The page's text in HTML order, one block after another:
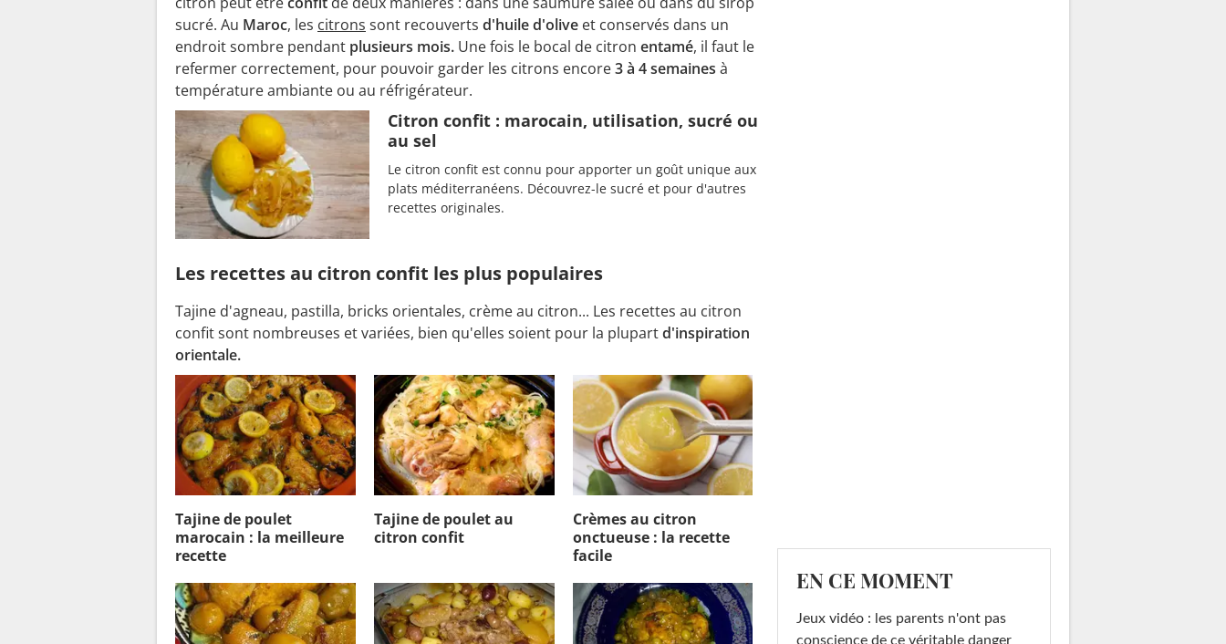
sucré. Au Maroc, les citrons sont recouverts d'huile d'olive et conservés dans un
endroit sombre pendant plusieurs mois. Une fois le bocal de citron entamé, il faut le
refermer correctement, pour pouvoir garder les citrons encore3 à 4 semaines à
température ambiante ou au réfrigérateur.
Citron confit : marocain, utilisation, sucré ou
au sel
Le citron confit est connu pour apporter un goût unique aux
plats méditerranéens. Découvrez-le sucré et pour d'autres
recettes originales.
Les recettes au citron confit les plus populaires
Tajine d'agneau, pastilla, bricks orientales, crème au citron... Les recettes au citron
confit sont nombreuses et variées, bien qu'elles soient pour la plupartd'inspiration
orientale.
Tajine de poulet
marocain : la meilleure
recette
Tajine de poulet au
citron confit
Crèmes au citron
onctueuse : la recette
facile
EN CE MOMENT
Jeux vidéo : les parents n'ont pas
conscience de ce véritable danger